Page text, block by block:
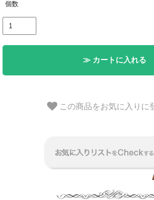
個数
≫ カートに入れる
この商品をお気に入りに